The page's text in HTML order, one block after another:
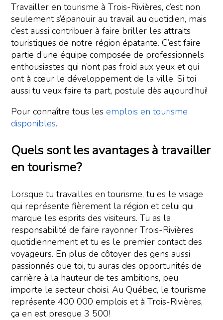
Travailler en tourisme à Trois-Rivières, c’est non
seulement s’épanouir au travail au quotidien, mais
c’est aussi contribuer à faire briller les attraits
touristiques de notre région épatante. C’est faire
partie d’une équipe composée de professionnels
enthousiastes qui n’ont pas froid aux yeux et qui
ont à cœur le développement de la ville. Si toi
aussi tu veux faire ta part, postule dès aujourd’hui!
Pour connaître tous lesemplois en tourisme
disponibles.
Quels sont les avantages à travailler
en tourisme?
Lorsque tu travailles en tourisme, tu es le visage
qui représente fièrement la région et celui qui
marque les esprits des visiteurs. Tu as la
responsabilité de faire rayonner Trois-Rivières
quotidiennement et tu es le premier contact des
voyageurs. En plus de côtoyer des gens aussi
passionnés que toi, tu auras des opportunités de
carrière à la hauteur de tes ambitions, peu
importe le secteur choisi. Au Québec, le tourisme
représente 400 000 emplois et à Trois-Rivières,
ça en est presque 3 500!